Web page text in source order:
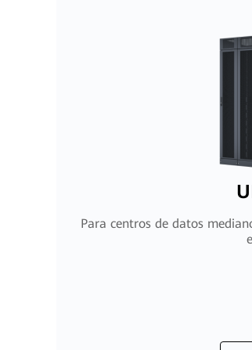
Para centros de datos